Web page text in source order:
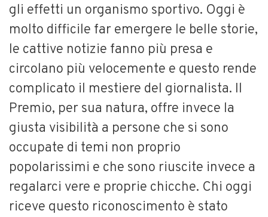
gli effetti un organismo sportivo. Oggi è
molto difficile far emergere le belle storie,
le cattive notizie fanno più presa e
circolano più velocemente e questo rende
complicato il mestiere del giornalista. Il
Premio, per sua natura, offre invece la
giusta visibilità a persone che si sono
occupate di temi non proprio
popolarissimi e che sono riuscite invece a
regalarci vere e proprie chicche. Chi oggi
riceve questo riconoscimento è stato